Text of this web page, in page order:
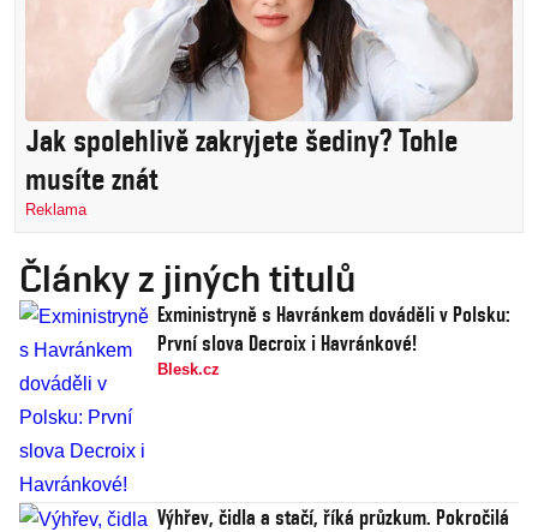
Jak spolehlivě zakryjete šediny? Tohle
musíte znát
Reklama
Články z jiných titulů
Exministryně s Havránkem dováděli v Polsku:
První slova Decroix i Havránkové!
Blesk.cz
Výhřev, čidla a stačí, říká průzkum. Pokročilá